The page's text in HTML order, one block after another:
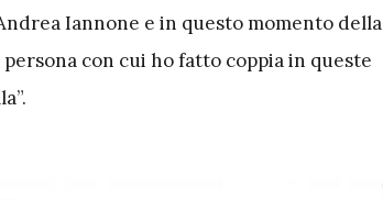
Iannone e in questo momento della
con cui ho fatto coppia in queste